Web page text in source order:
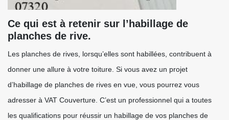
Ce qui est à retenir sur l’habillage de
planches de rive.
Les planches de rives, lorsqu’elles sont habillées, contribuent à
donner une allure à votre toiture. Si vous avez un projet
d’habillage de planches de rives en vue, vous pourrez vous
adresser à VAT Couverture. C’est un professionnel qui a toutes
les qualifications pour réussir un habillage de vos planches de